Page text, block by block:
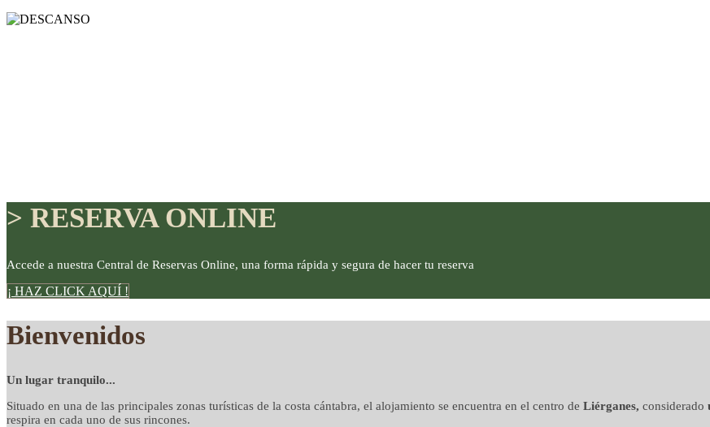
DISFRUTE
detalles cuidados con mimo
> RESERVA ONLINE
Accede a nuestra Central de Reservas Online, una forma rápida y segura de hacer tu reserva
¡ HAZ CLICK AQUÍ !
Bienvenidos
Un lugar tranquilo...
Situado en una de las principales zonas turísticas de la costa cántabra, el alojamiento se encuentra en el centro de Liérganes, considerado
respira en cada uno de sus rincones.